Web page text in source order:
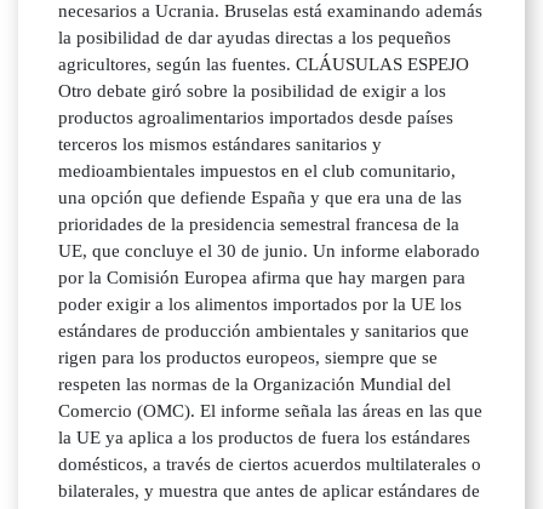
necesarios a Ucrania. Bruselas está examinando además
la posibilidad de dar ayudas directas a los pequeños
agricultores, según las fuentes. CLÁUSULAS ESPEJO
Otro debate giró sobre la posibilidad de exigir a los
productos agroalimentarios importados desde países
terceros los mismos estándares sanitarios y
medioambientales impuestos en el club comunitario,
una opción que defiende España y que era una de las
prioridades de la presidencia semestral francesa de la
UE, que concluye el 30 de junio. Un informe elaborado
por la Comisión Europea afirma que hay margen para
poder exigir a los alimentos importados por la UE los
estándares de producción ambientales y sanitarios que
rigen para los productos europeos, siempre que se
respeten las normas de la Organización Mundial del
Comercio (OMC). El informe señala las áreas en las que
la UE ya aplica a los productos de fuera los estándares
domésticos, a través de ciertos acuerdos multilaterales o
bilaterales, y muestra que antes de aplicar estándares de